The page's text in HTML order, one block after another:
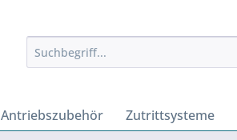
Antriebszubehör Zutrittsysteme